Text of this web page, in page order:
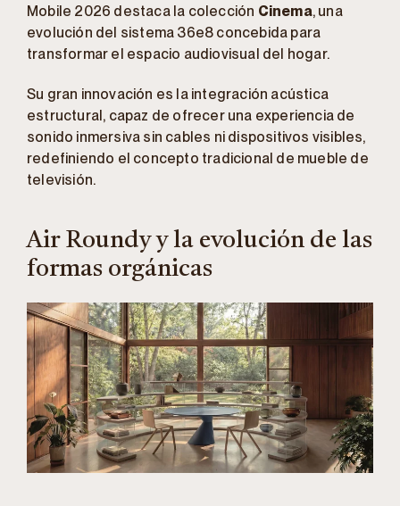
Mobile 2026 destaca la colección Cinema, una
evolución del sistema 36e8 concebida para
transformar el espacio audiovisual del hogar.
Su gran innovación es la integración acústica
estructural, capaz de ofrecer una experiencia de
sonido inmersiva sin cables ni dispositivos visibles,
redefiniendo el concepto tradicional de mueble de
televisión.
Air Roundy y la evolución de las
formas orgánicas